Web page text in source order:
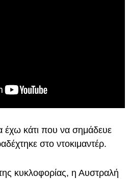
έχω κάτι που να σημάδευε
στο ντοκιμαντέρ.
κυκλοφορίας, η Αυστραλή